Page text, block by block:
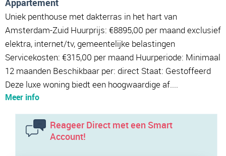
Appartement
Uniek penthouse met dakterras in het hart van
Amsterdam-Zuid Huurprijs: €8895,00 per maand exclusief
elektra, internet/tv, gemeentelijke belastingen
Servicekosten: €315,00 per maand Huurperiode: Minimaal
12 maanden Beschikbaar per: direct Staat: Gestoffeerd
Deze luxe woning biedt een hoogwaardige af....
Meer info
Reageer Direct met een Smart
Account!